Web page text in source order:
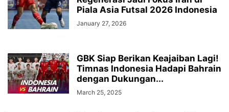
Piala Asia Futsal 2026 Indonesia
January 27, 2026
GBK Siap Berikan Keajaiban Lagi!
Timnas Indonesia Hadapi Bahrain
dengan Dukungan...
March 25, 2025